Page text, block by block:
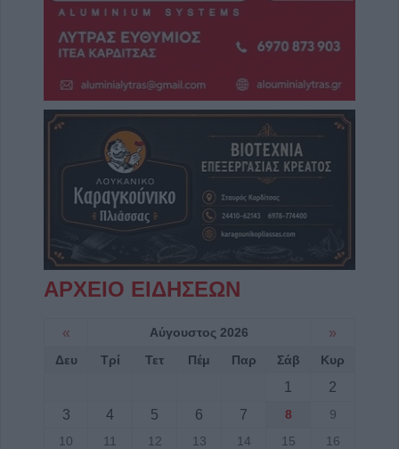
ΑΡΧΕΙΟ ΕΙΔΗΣΕΩΝ
« Αύγουστος 2026 »
Δευ Τρί Τετ Πέμ Παρ Σάβ Κυρ
1
2
3
4 5 6 7 8
9
10
11 12 13 14 15
16